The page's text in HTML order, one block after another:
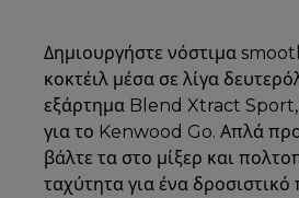
Δημιουργήστε νόστιμα
κοκτέιλ μέσα σε λίγα
εξάρτημα Blend Xtract Sport,
για το Kenwood Go. Απλά
βάλτε τα στο μίξερ και
ταχύτητα για ένα